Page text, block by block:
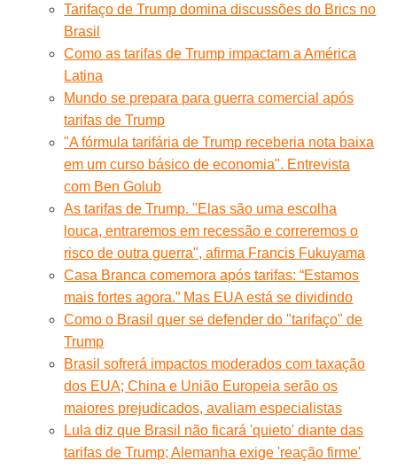
Tarifaço de Trump domina discussões do Brics no
Brasil
Como as tarifas de Trump impactam a América
Latina
Mundo se prepara para guerra comercial após
tarifas de Trump
"A fórmula tarifária de Trump receberia nota baixa
em um curso básico de economia". Entrevista
com Ben Golub
As tarifas de Trump. "Elas são uma escolha
louca, entraremos em recessão e correremos o
risco de outra guerra", afirma Francis Fukuyama
Casa Branca comemora após tarifas: “Estamos
mais fortes agora.” Mas EUA está se dividindo
Como o Brasil quer se defender do "tarifaço" de
Trump
Brasil sofrerá impactos moderados com taxação
dos EUA; China e União Europeia serão os
maiores prejudicados, avaliam especialistas
Lula diz que Brasil não ficará 'quieto' diante das
tarifas de Trump; Alemanha exige 'reação firme'